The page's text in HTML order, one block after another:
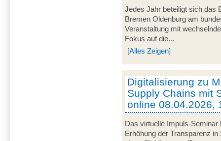
Jedes Jahr beteiligt sich das
Bremen Oldenburg am
Veranstaltung mit
Fokus auf die...
[Alles Zeigen]
Digitalisierung zu
Supply Chains mit
online 08.04.2026,
Das virtuelle Impuls-Seminar
Erhöhung der Transparenz